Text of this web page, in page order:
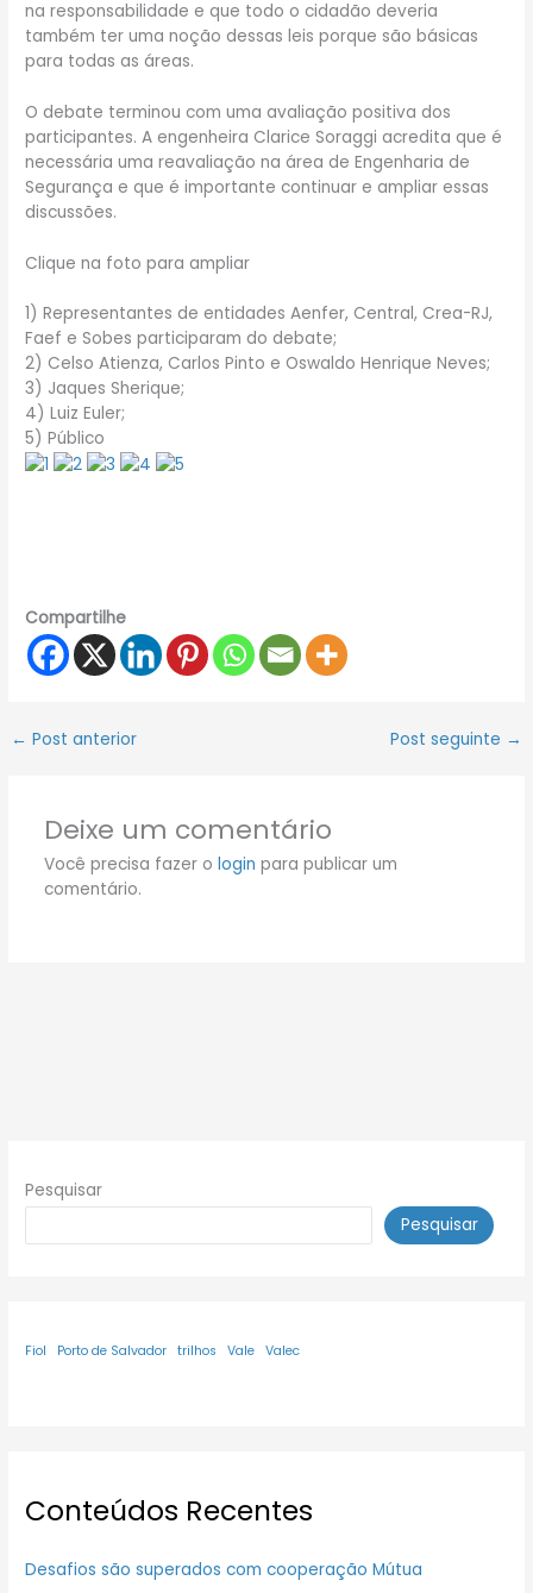
na responsabilidade e que todo o cidadão deveria
também ter uma noção dessas leis porque são básicas
para todas as áreas.
O debate terminou com uma avaliação positiva dos
participantes. A engenheira Clarice Soraggi acredita que é
necessária uma reavaliação na área de Engenharia de
Segurança e que é importante continuar e ampliar essas
discussões.
Clique na foto para ampliar
1) Representantes de entidades Aenfer, Central, Crea-RJ,
Faef e Sobes participaram do debate;
2) Celso Atienza, Carlos Pinto e Oswaldo Henrique Neves;
3) Jaques Sherique;
4) Luiz Euler;
5) Público
Compartilhe
← Post anterior Post seguinte →
Deixe um comentário
Você precisa fazer o login para publicar um
comentário.
Pesquisar
Pesquisar
Fiol Porto de Salvador trilhos Vale Valec
Conteúdos Recentes
Desafios são superados com cooperação Mútua